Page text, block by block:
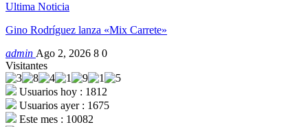
Ultima Noticia
Gino Rodríguez lanza «Mix Carrete»
admin Ago 2, 2026 8 0
Visitantes
Usuarios hoy : 1812
Usuarios ayer : 1675
Este mes : 10082